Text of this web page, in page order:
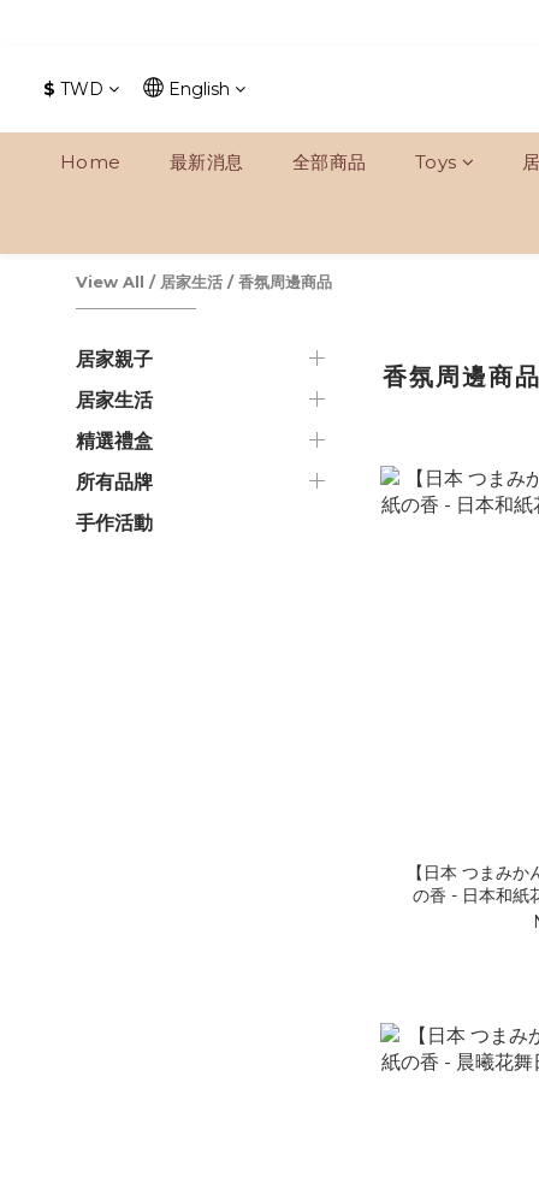
$ TWD English
Home 最新消息 全部商品 Toys
View All / 居家生活 /香氛周邊商品
居家親子
居家生活
精選禮盒
所有品牌
手作活動
香氛周邊商品
【日本 つまみ
の香 - 日本和紙